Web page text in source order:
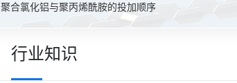
聚合氯化铝与聚丙烯酰胺的投加顺序
行业知识